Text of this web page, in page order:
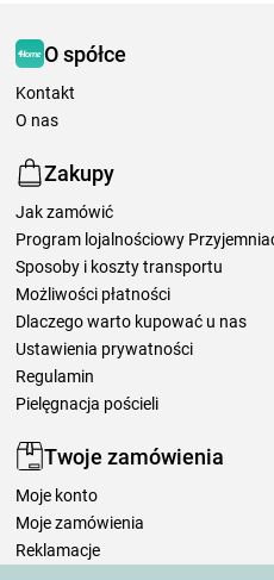
O spółce
Kontakt
O nas
Zakupy
Jak zamówić
Program lojalnościowy
Sposoby i koszty transportu
Możliwości płatności
Dlaczego warto kupować u nas
Ustawienia prywatności
Regulamin
Pielęgnacja pościeli
Twoje zamówienia
Moje konto
Moje zamówienia
Reklamacje